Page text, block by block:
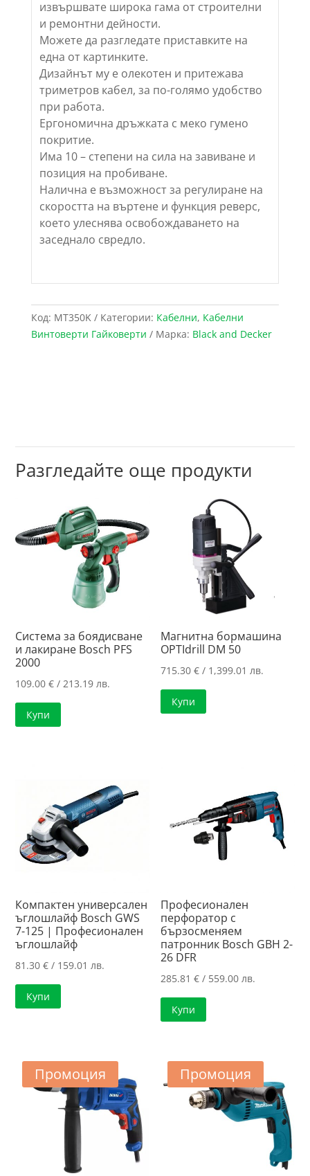
извършвате широка гама от строителни
и ремонтни дейности.
Можете да разгледате приставките на
една от картинките.
Дизайнът му е олекотен и притежава
триметров кабел, за по-голямо удобство
при работа.
Ергономична дръжката с меко гумено
покритие.
Има 10 – степени на сила на завиване и
позиция на пробиване.
Налична е възможност за регулиране на
скоростта на въртене и функция реверс,
което улеснява освобождаването на
заседнало свредло.
Код: MT350K Категории: Кабелни, Кабелни
Винтоверти Гайковерти
Марка: Black and Decker
Разгледайте още продукти
Система за боядисване
и лакиране Bosch PFS
2000
109.00€ / 213.19 лв.
Купи
Магнитна бормашина
OPTIdrill DM 50
715.30€ / 1,399.01 лв.
Купи
Компактен универсален
ъглошлайф Bosch GWS
7-125 | Професионален
ъглошлайф
81.30€ / 159.01 лв.
Купи
Професионален
перфоратор с
бързосменяем
патронник Bosch GBH 2-
26 DFR
285.81€ / 559.00 лв.
Купи
Промоция Промоция